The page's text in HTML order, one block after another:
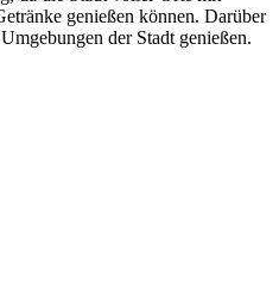
genießen können. Darüber
der Stadt genießen.